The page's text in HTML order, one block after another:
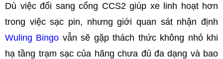
Dù việc đổi sang cổng CCS2 giúp xe linh hoạt hơn
trong việc sạc pin, nhưng giới quan sát nhận định
Wuling Bingo vẫn sẽ gặp thách thức không nhỏ khi
hạ tầng trạm sạc của hãng chưa đủ đa dạng và bao